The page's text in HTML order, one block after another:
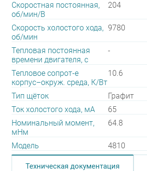
Скоростная постоянная,
об/мин/В
204
Скорость холостого хода,
об/мин
9780
Тепловая постоянная
времени двигателя, с
-
Тепловое сопрот-е
корпус–окруж. среда, К/Вт
10.6
Тип щёток
Графит
Ток холостого хода, мА
65
Номинальный момент,
мНм
64.8
Модель 4810
Техническая документация